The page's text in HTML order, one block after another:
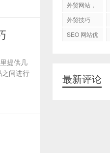
提供几
间进行
外贸网站，
外贸技巧
SEO 网站优
最新评论